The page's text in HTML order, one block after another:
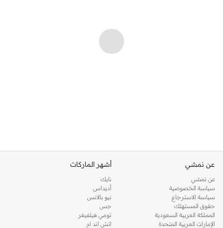
عن نمشي
عن نمشي
سياسة الخصوصية
سياسة الاسترجاع
حقوق المستهلك
المملكة العربية السعودية
الإمارات العربية المتحدة
أشهر الماركات
نايك
أديداس
نيو بالانس
جس
تومي هيلفيغر
اتش اند ام